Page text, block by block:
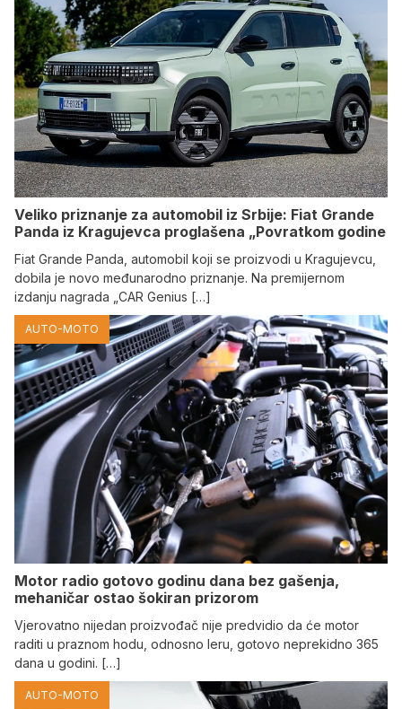
Veliko priznanje za automobil iz Srbije: Fiat Grande
Panda iz Kragujevca proglašena „Povratkom godine
Fiat Grande Panda, automobil koji se proizvodi u Kragujevcu,
dobila je novo međunarodno priznanje. Na premijernom
izdanju nagrada „CAR Genius […]
AUTO-MOTO
Motor radio gotovo godinu dana bez gašenja,
mehaničar ostao šokiran prizorom
Vjerovatno nijedan proizvođač nije predvidio da će motor
raditi u praznom hodu, odnosno leru, gotovo neprekidno 365
dana u godini. […]
AUTO-MOTO